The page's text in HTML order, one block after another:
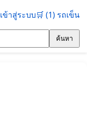
เข้าสู่ระบบ🛒 (1) รถเข็น
ค้นหา